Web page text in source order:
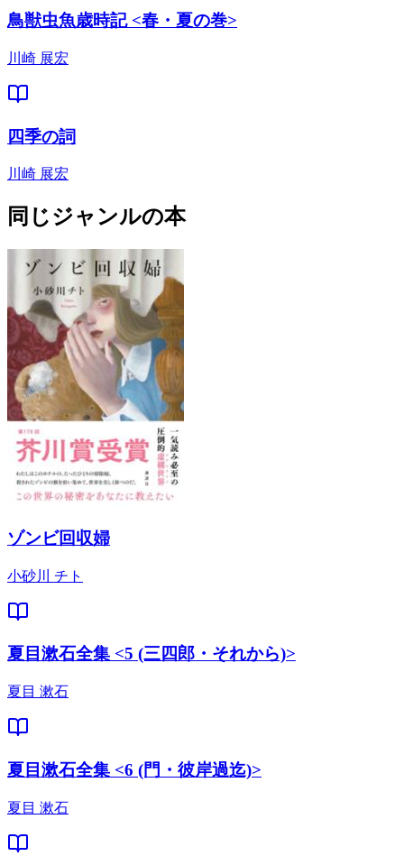
鳥獣虫魚歳時記 <春・夏の巻>
川崎 展宏
四季の詞
川崎 展宏
同じジャンルの本
ゾンビ回収婦
小砂川 チト
夏目漱石全集 <5 (三四郎・それから)>
夏目 漱石
夏目漱石全集 <6 (門・彼岸過迄)>
夏目 漱石